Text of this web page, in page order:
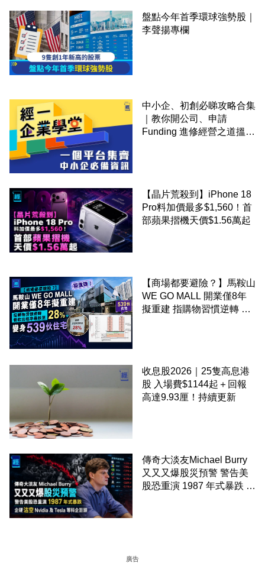
盤點今年首季環球強勢股｜
李聲揚專欄
中小企、初創必睇攻略合集
｜教你開公司、申請
Funding 進修經營之道搵大
【晶片荒殺到】iPhone 18
Pro料加價最多$1,560！首
部蘋果摺機天價$1.56萬起
【商場都要避險？】馬鞍山
WE GO MALL 開業僅8年
擬重建 指購物習慣逆轉 餐
收息股2026｜25隻高息港
股 入場費$1144起＋回報
高達9.93厘！持續更新
傳奇大淡友Michael Burry
又又又爆股災預警 警告美
股恐重演 1987 年式暴跌 企
廣告